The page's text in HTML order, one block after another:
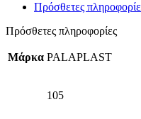
Πρόσθετες
Πρόσθετες πληροφορίες
Μάρκα PALAPLAST
105